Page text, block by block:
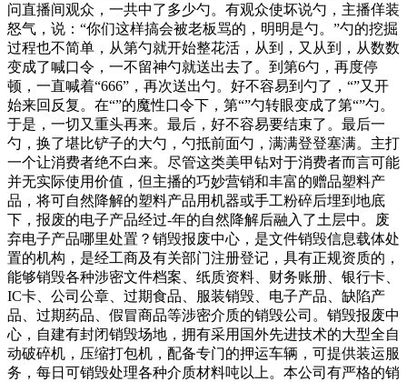
问直播间观众，一共中了多少勺。有观众使坏说勺，主播佯装
怒气，说：“你们这样搞会被老板骂的，明明是勺。”勺的挖掘
过程也不简单，从第勺就开始整花活，从到，又从到，从数数
变成了喊口令，一不留神勺就送出去了。到第6勺，再度停
顿，一直喊着“666”，再次送出勺。好不容易到勺了，“”又开
始来回反复。在“”的魔性口令下，第“”勺转眼变成了第“”勺。
于是，一切又重头再来。最后，好不容易要结束了。最后一
勺，换了堪比铲子的大勺，勺抵前面勺，满满登登塞满。主打
一个让消费者绝不白来。尽管这类美甲钻对于消费者而言可能
并无实际使用价值，但主播的巧妙营销和丰富的赠品塑料产
品，将可自然降解的塑料产品用机器或手工粉碎后埋到地底
下，报废的电子产品经过-年的自然降解后融入了土层中。废
弃电子产品哪里处置？销毁报废中心，是文件销毁信息载体处
置的机构，是经工商及有关部门注册登记，具有正规资质的，
能够销毁各种涉密文件档案、纸质资料、财务账册、银行卡、
IC卡、公司公章、过期食品、服装销毁、电子产品、缺陷产
品、过期药品、假冒商品等涉密介质的销毁公司。销毁报废中
心，自建有封闭销毁场地，拥有采用国外先进技术的大型全自
动破碎机，压缩打包机，配备专门的押运车辆，可提供装运服
务，每日可销毁处理各种介质材料吨以上。本公司有严格的销